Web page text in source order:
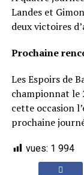
Landes et
deux victoires
Prochaine
Les Espoirs de
championnat le
cette occasion
prochaine
vues: 1 994